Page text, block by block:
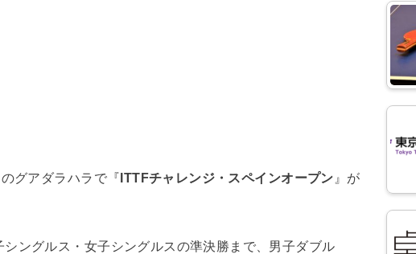
グアダラハラで『 ITTFチャレンジ・スペインオープン 』が
ングルス・女子シングルスの準決勝まで、男子ダブル